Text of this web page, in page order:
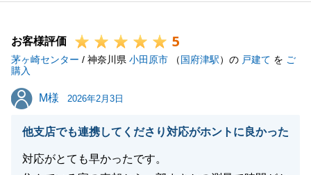
お客様評価 5
茅ヶ崎センター / 神奈川県 小田原市 （国府津駅）の 戸建て を ご
購入
M様
M様 2026年2月3日
他支店でも連携してくださり対応がホントに良かった
対応がとても早かったです。